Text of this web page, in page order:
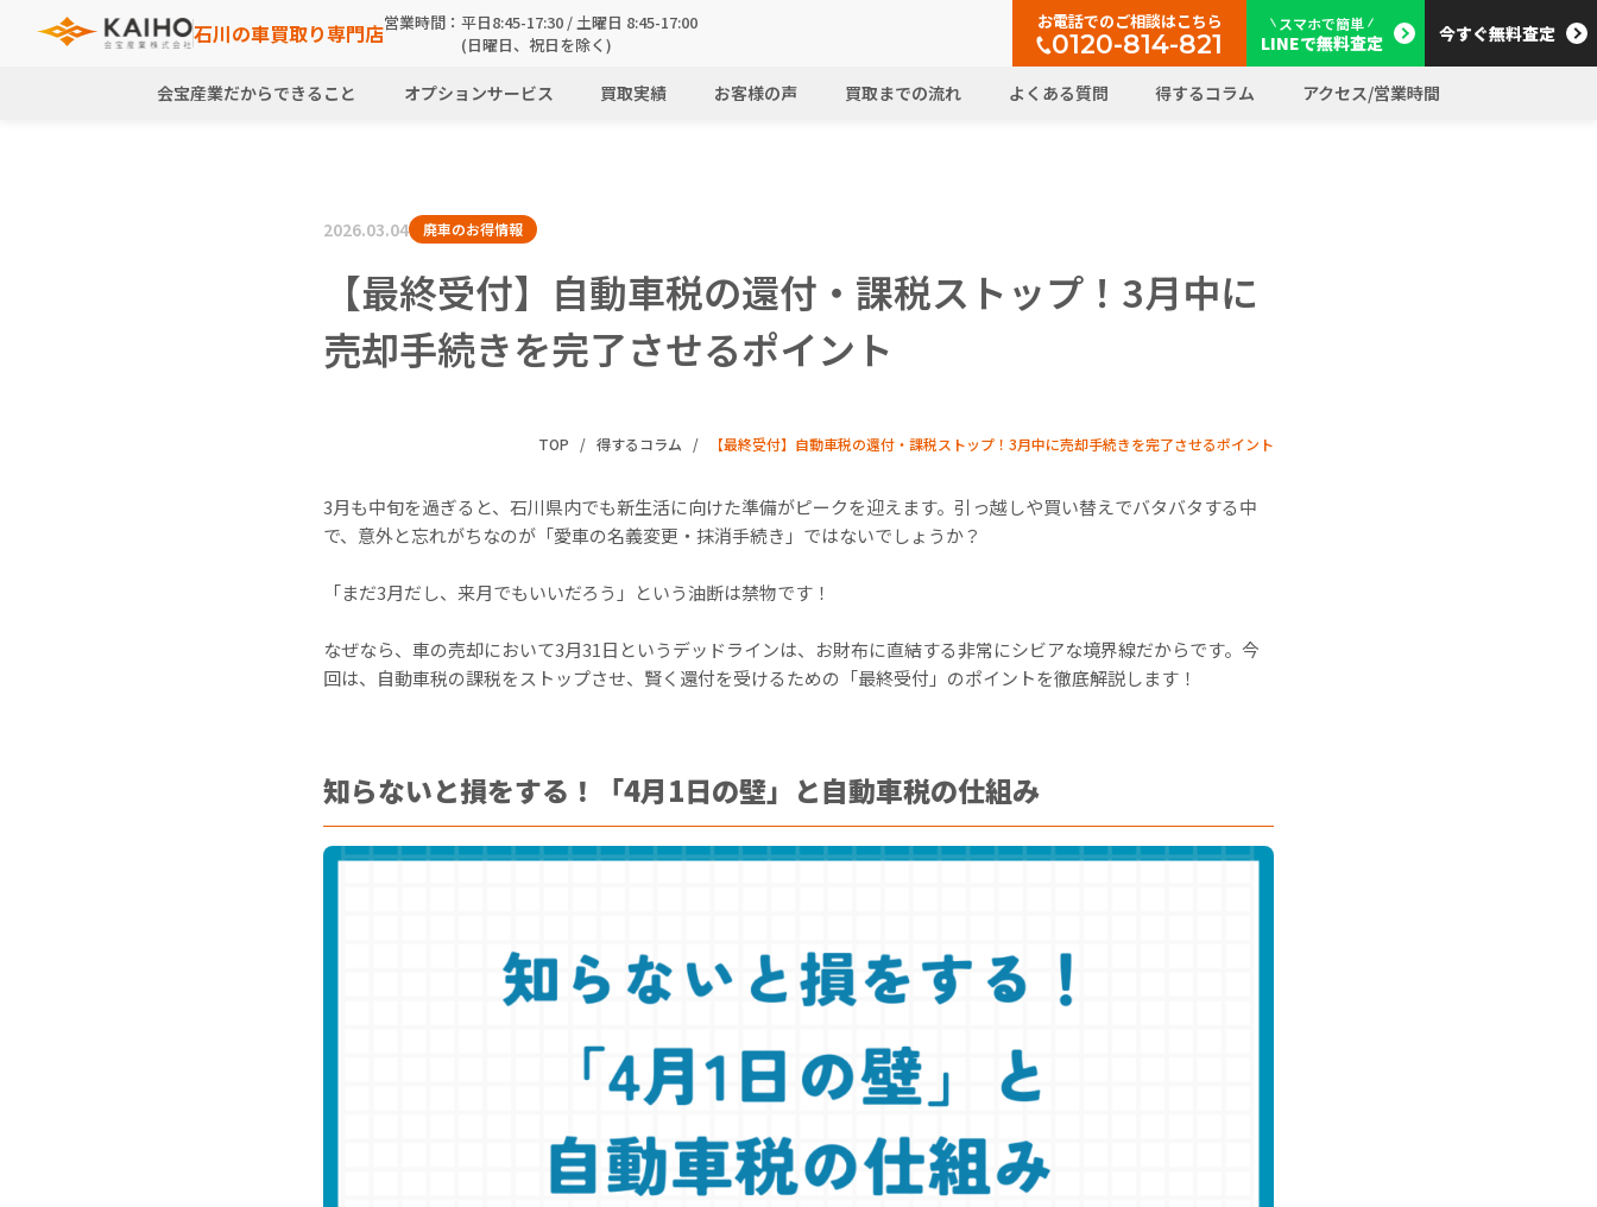
石川の車買取り専門店営業時間：平日8:45-17:30 / 土曜日 8:45-17:00
(日曜日、祝日を除く)
お電話でのご相談はこちら
0120-814-821
スマホで簡単
LINEで無料査定 今すぐ無料査定
会宝産業だからできること オプションサービス 買取実績 お客様の声 買取までの流れ よくある質問 得するコラム アクセス/営業時間
2026.03.04 廃車のお得情報
【最終受付】自動車税の還付・課税ストップ！3月中に
売却手続きを完了させるポイント
TOP 得するコラム 【最終受付】自動車税の還付・課税ストップ！3月中に売却手続きを完了させるポイント
3月も中旬を過ぎると、石川県内でも新生活に向けた準備がピークを迎えます。引っ越しや買い替えでバタバタする中
で、意外と忘れがちなのが「愛車の名義変更・抹消手続き」ではないでしょうか？
「まだ3月だし、来月でもいいだろう」という油断は禁物です！
なぜなら、車の売却において3月31日というデッドラインは、お財布に直結する非常にシビアな境界線だからです。今
回は、自動車税の課税をストップさせ、賢く還付を受けるための「最終受付」のポイントを徹底解説します！
知らないと損をする！「4月1日の壁」と自動車税の仕組み